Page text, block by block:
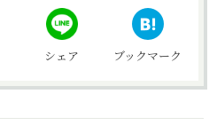
シェア ブックマーク